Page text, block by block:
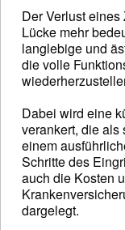
Der Verlust
Lücke mehr
langlebige und
die volle
Dabei wird eine
verankert, die als
einem
Schritte des
auch die Kosten
dargelegt.